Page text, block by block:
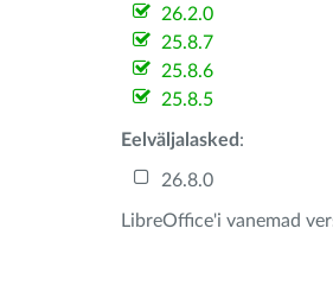
26.2.0
25.8.7
25.8.6
25.8.5
Eelväljalasked :
26.8.0
LibreOffice'i vanemad